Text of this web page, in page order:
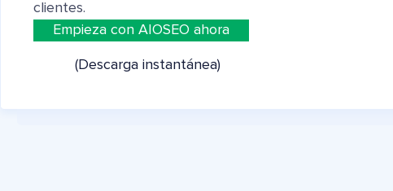
clientes.
Empieza con AIOSEO ahora
(Descarga instantánea)